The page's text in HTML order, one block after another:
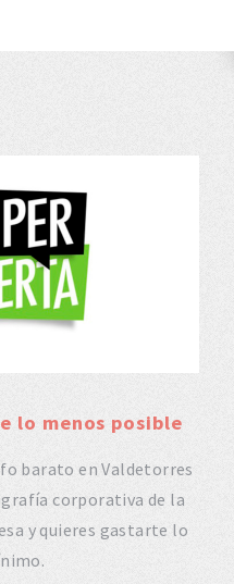
lo menos posible
barato en Valdetorres
corporativa de la
y quieres gastarte lo